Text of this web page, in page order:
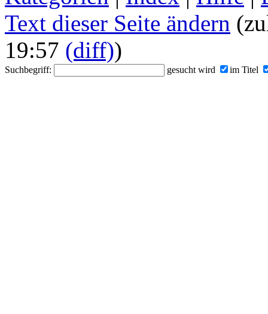
Text dieser Seite ändern
19:57 (diff))
Suchbegriff: gesucht wird im Titel